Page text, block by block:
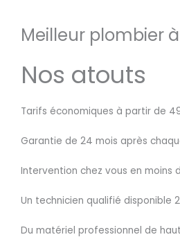
Meilleur plombier
Nos atouts
Tarifs économiques à partir de
Garantie de 24 mois après
Intervention chez vous en moins
Un technicien qualifié disponible
Du matériel professionnel de